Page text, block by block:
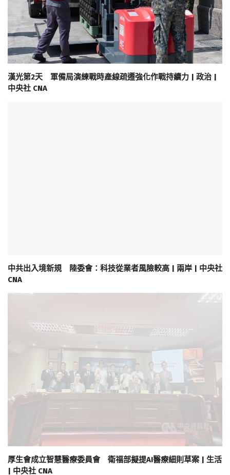
漢光第2天 軍備局演練戰時產線疏遷強化作戰持續力 | 政治 |
中央社 CNA
中共出入境新規 陸委會：科技從業者風險較高 | 兩岸 | 中央社
CNA
厚生會成立智慧醫療委員會 衛福部擬提AI醫療細則草案 | 生活
| 中央社 CNA